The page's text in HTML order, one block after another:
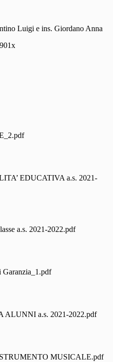
Luigi e ins. Giordano Anna
EDUCATIVA a.s. 2021-
a.s. 2021-2022.pdf
Garanzia_1.pdf
a.s. 2021-2022.pdf
MUSICALE.pdf